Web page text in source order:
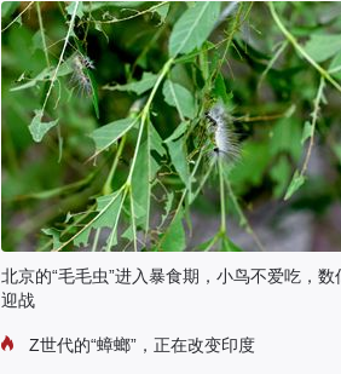
北京的“毛毛虫”进入暴食期，小鸟不爱吃，数
迎战
Z世代的“蟑螂”，正在改变印度